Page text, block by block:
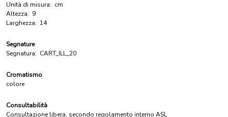
Unità di misura: cm
Altezza: 9
Larghezza: 14
Segnature
Segnatura: CART_ILL_20
Cromatismo
colore
Consultabilità
Consultazione libera, secondo regolamento interno ASL